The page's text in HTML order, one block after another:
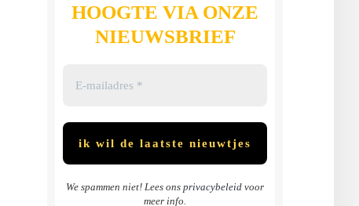
HOOGTE VIA ONZE
NIEUWSBRIEF
We spammen niet! Lees ons privacybeleid voor
meer info.